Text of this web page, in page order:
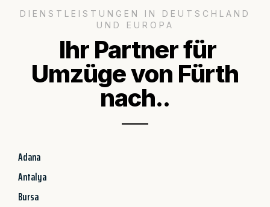
DIENSTLEISTUNGEN IN DEUTSCHLAND
UND EUROPA
Ihr Partner für
Umzüge von Fürth
nach..
Adana
Antalya
Bursa